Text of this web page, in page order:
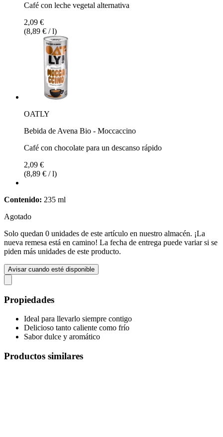
Café con leche vegetal alternativa
2,09 €
(8,89 € / l)
OATLY
Bebida de Avena Bio - Moccaccino
Café con chocolate para un descanso rápido
2,09 €
(8,89 € / l)
Contenido: 235 ml
Agotado
Solo quedan 0 unidades de este artículo en nuestro almacén. ¡La
nueva remesa está en camino! La fecha de entrega puede variar si se
piden más unidades de este producto.
Avisar cuando esté disponible
Propiedades
Ideal para llevarlo siempre contigo
Delicioso tanto caliente como frío
Sabor dulce y aromático
Productos similares